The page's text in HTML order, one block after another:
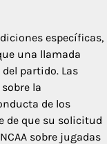
específicas,
una llamada
partido. Las
la
de los
de que su solicitud
sobre jugadas